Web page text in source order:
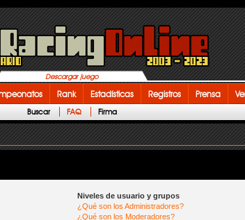
Descargar juego
Rank Estadísticas Registros Prensa
Buscar FAQ Firma
Niveles de usuario y grupos
¿Qué son los Administradores?
¿Qué son los Moderadores?